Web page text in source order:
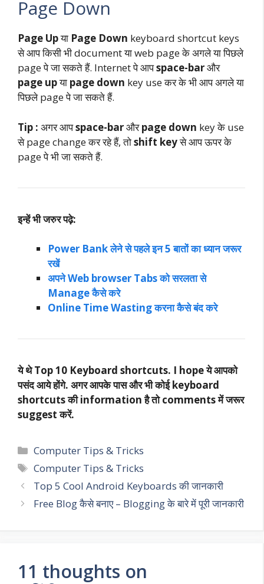
Page Down
Page Upया Page Down keyboard shortcut keys
से आप किसी भी document या web page के अगले या पिछले
page पे जा सकते हैं. Internet पे आपspace-barऔर
page upया page down key use कर के भी आप अगले या
पिछले page पे जा सकते हैं.
Tip : अगर आपspace-barऔरpage down key के use
से page change कर रहे हैं, तोshift keyसे आप ऊपर के
page पे भी जा सकते हैं.
इन्हें भी जरुर पढ़े:
Power Bank लेने से पहले इन 5 बातों का ध्यान जरूर
रखें
अपने Web browser Tabs को सरलता से
Manage कैसे करे
Online Time Wasting करना कैसे बंद करे
ये थे Top 10 Keyboard shortcuts. I hope ये आपको
पसंद आये होंगे. अगर आपके पास और भी कोई keyboard
shortcuts की information है तो comments में जरूर
suggest करें.
Categories
Computer Tips & Tricks
Tags
Computer Tips & Tricks
Top 5 Cool Android Keyboards की जानकारी
Free Blog कैसे बनाए – Blogging के बारे में पूरी जानकारी
11 thoughts on